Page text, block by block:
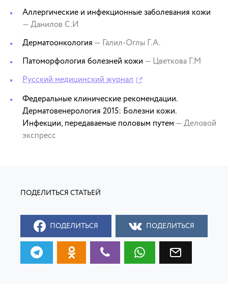
Аллергические и инфекционные заболевания кожи
— Данилов С.И
Дерматоонкология — Галил-Оглы Г.А.
Патоморфология болезней кожи — Цветкова Г.М
Русский медицинский журнал
Федеральные клинические рекомендации.
Дерматовенерология 2015: Болезни кожи.
Инфекции, передаваемые половым путем — Деловой
экспресс
ПОДЕЛИТЬСЯ ПОДЕЛИТЬСЯ